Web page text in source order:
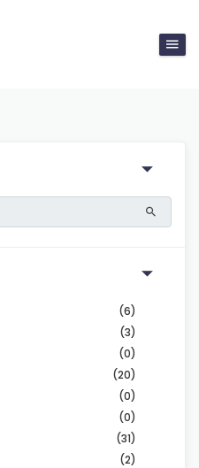
(6)
(3)
(0)
(20)
(0)
(0)
(31)
(2)